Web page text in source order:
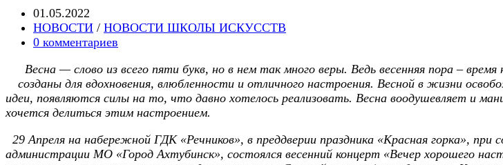
Запись
опубликована:
01.05.2022
Post
category:
НОВОСТИ / НОВОСТИ ШКОЛЫ ИСКУССТВ
Post
0 комментариев
Весна — слово из всего пяти букв, но в нем так много веры. Ведь весенняя пора –
созданы для вдохновения, влюбленности и отличного настроения. Весной в жизни
идеи, появляются силы на то, что давно хотелось реализовать. Весна воодушевляет и
хочется делиться этим настроением.
29 Апреля на набережной ГДК «Речников», в преддверии праздника «Красная горка»,
администрации МО «Город Ахтубинск», состоялся весенний концерт «Вечер хорошего